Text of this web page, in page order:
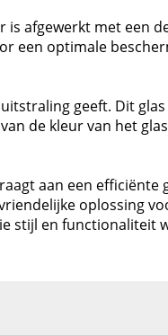
afgewerkt met een
een optimale
geeft. Dit
de kleur van het
aan een efficiënte
oplossing
stijl en functionaliteit